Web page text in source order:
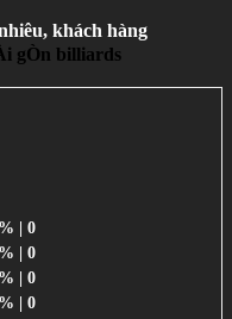
khách hàng
gÒn billiards
| 0
| 0
| 0
| 0